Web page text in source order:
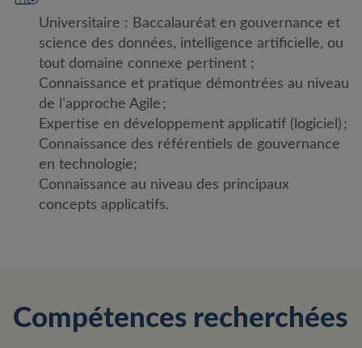
Universitaire : Baccalauréat en gouvernance et
science des données, intelligence artificielle, ou
tout domaine connexe pertinent ;
Connaissance et pratique démontrées au niveau
de l’approche Agile ;
Expertise en développement applicatif (logiciel) ;
Connaissance des référentiels de gouvernance
en technologie;
Connaissance au niveau des principaux
concepts applicatifs.
Compétences recherchées